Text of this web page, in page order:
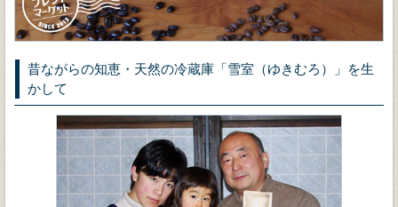
昔ながらの知恵・天然の冷蔵庫「雪室（ゆきむろ）」を生
かして